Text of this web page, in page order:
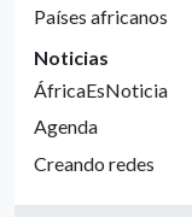
Países africanos
Noticias
ÁfricaEsNoticia
Agenda
Creando redes